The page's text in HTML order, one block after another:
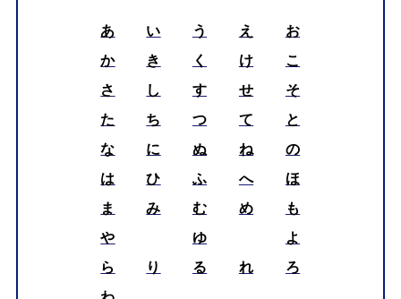
あ い う え
お
か
き く け
こ
さ
し す せ
そ
た
ち つ て
と
な
に ぬ ね
の
は
ひ ふ へ
ほ
ま
み む め
も
や
ゆ
よ
ら
り る れ
ろ